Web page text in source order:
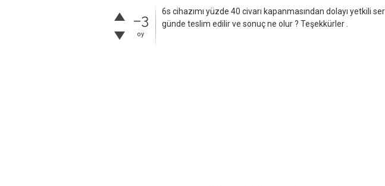
–3
oy
6s cihazımı yüzde 40 civarı kapanmasından dolayı yetkili
günde teslim edilir ve sonuç ne olur ? Teşekkürler .